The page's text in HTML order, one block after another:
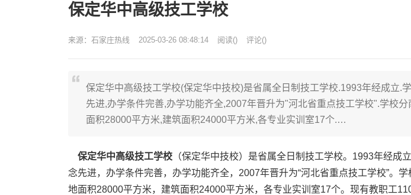
保定华中高级技工学校
来源： 石家庄热线 2025-03-26 08:48:14 阅读() 评论()
保定华中高级技工学校(保定华中技校)是省属全日制技工学校.1993年经成立.
先进,办学条件完善,办学功能齐全,2007年晋升为"河北省重点技工学校".学校
面积28000平方米,建筑面积24000平方米,各专业实训室17个.…
保定华中高级技工学校（保定华中技校）是省属全日制技工学校。1993年经成
念先进，办学条件完善，办学功能齐全，2007年晋升为“河北省重点技工学校”。
地面积28000平方米，建筑面积24000平方米，各专业实训室17个。现有教职工